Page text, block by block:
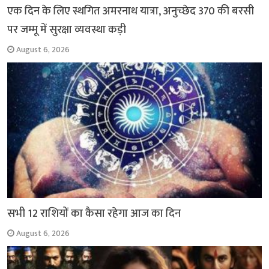
एक दिन के लिए स्थगित अमरनाथ यात्रा, अनुच्छेद 370 की बरसी
पर जम्मू में सुरक्षा व्यवस्था कड़ी
August 6, 2026
सभी 12 राशियों का कैसा रहेगा आज का दिन
August 6, 2026